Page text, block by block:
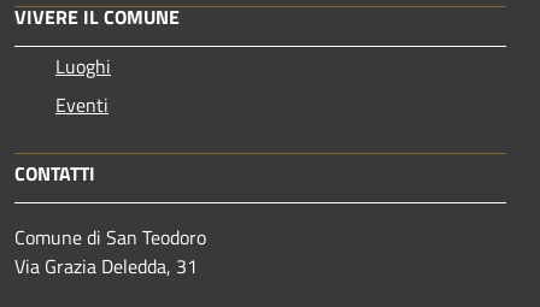
VIVERE IL COMUNE
Luoghi
Eventi
CONTATTI
Comune di San Teodoro
Via Grazia Deledda, 31